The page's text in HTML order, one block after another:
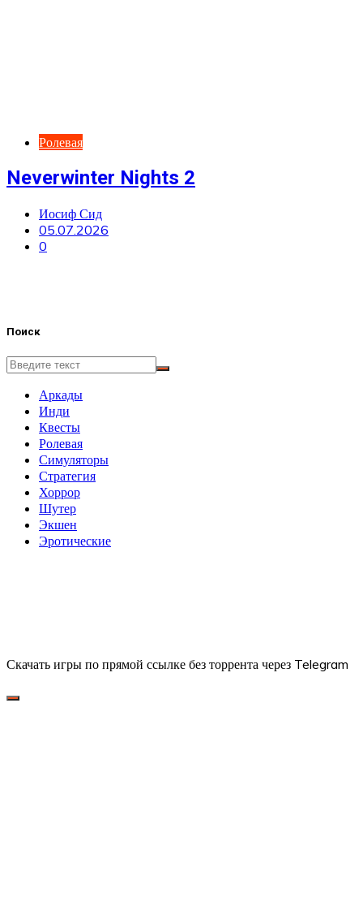
Ролевая
Neverwinter Nights 2
Иосиф Сид
05.07.2026
0
Поиск
Аркады
Инди
Квесты
Ролевая
Симуляторы
Стратегия
Хоррор
Шутер
Экшен
Эротические
Скачать игры по прямой ссылке без торрента через Telegram